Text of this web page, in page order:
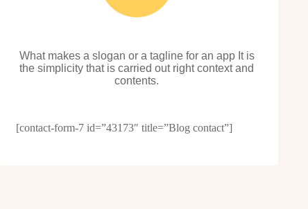
What makes a slogan or a tagline for an app It is
the simplicity that is carried out right context and
contents.
[contact-form-7 id=”43173″ title=”Blog contact”]